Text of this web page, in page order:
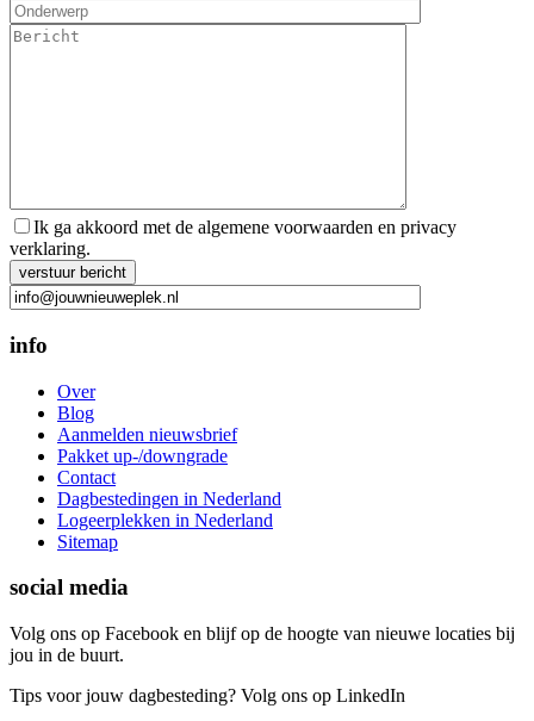
Ik ga akkoord met de algemene voorwaarden en privacy
verklaring.
Gelieve dit veld leeg te laten.
info
Over
Blog
Aanmelden nieuwsbrief
Pakket up-/downgrade
Contact
Dagbestedingen in Nederland
Logeerplekken in Nederland
Sitemap
social media
Volg ons op Facebook en blijf op de hoogte van nieuwe locaties bij
jou in de buurt.
Tips voor jouw dagbesteding? Volg ons op LinkedIn